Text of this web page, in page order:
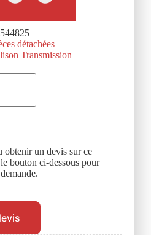
détachées
Transmission
obtenir un devis sur ce
bouton ci-dessous pour